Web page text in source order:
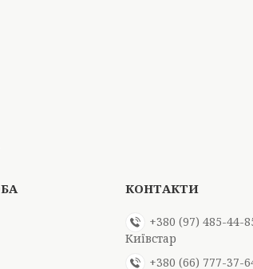
+380 (97) 485-44-
Київстар
+380 (66) 777-37-